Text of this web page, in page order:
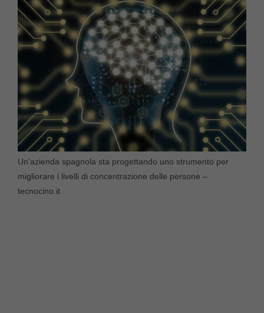
Un’azienda spagnola sta progettando uno strumento per
migliorare i livelli di concentrazione delle persone –
tecnocino.it